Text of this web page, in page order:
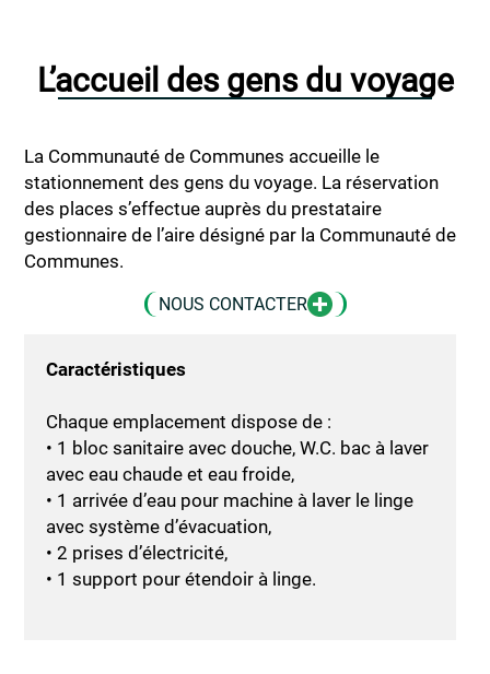
L’accueil des gens du voyage
La Communauté de Communes accueille le
stationnement des gens du voyage. La réservation
des places s’effectue auprès du prestataire
gestionnaire de l’aire désigné par la Communauté de
Communes.
NOUS CONTACTER
Caractéristiques
Chaque emplacement dispose de :
• 1 bloc sanitaire avec douche, W.C. bac à laver
avec eau chaude et eau froide,
• 1 arrivée d’eau pour machine à laver le linge
avec système d’évacuation,
• 2 prises d’électricité,
• 1 support pour étendoir à linge.